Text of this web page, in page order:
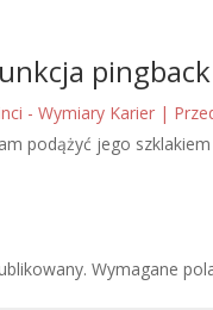
pingback
- Wymiary Karier |
podążyć jego
Wymagane